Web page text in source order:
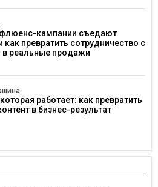
кампании съедают
превратить сотрудничество с
в реальные продажи
работает: как превратить
в бизнес-результат